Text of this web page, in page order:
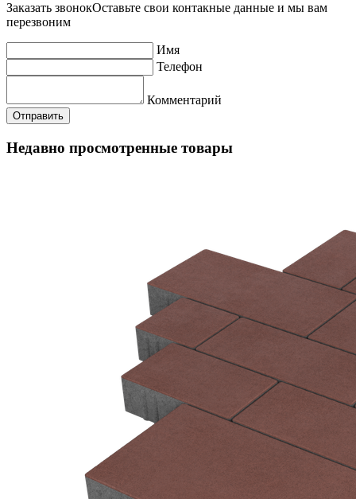
Заказать звонокОставьте свои контакные данные и мы вам
перезвоним
Имя
Телефон
Комментарий
Недавно просмотренные товары